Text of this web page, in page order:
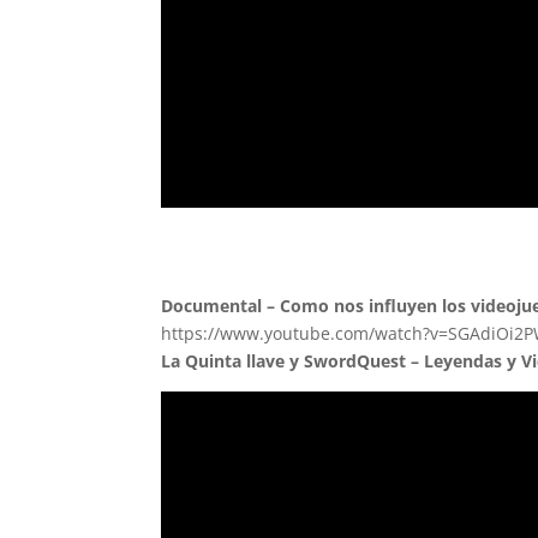
Documental – Como nos influyen los
https://www.youtube.com/
La Quinta llave y SwordQuest – Leyendas y